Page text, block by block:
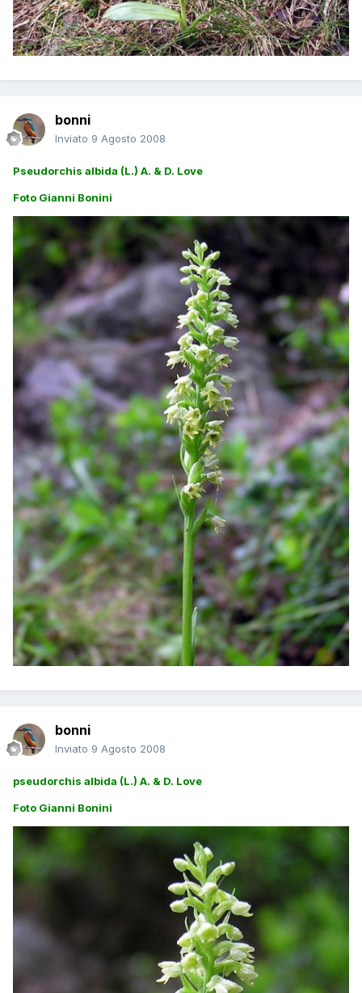
bonni
Inviato 9 Agosto 2008
Pseudorchis albida (L.) A. & D. Love
Foto Gianni Bonini
bonni
Inviato 9 Agosto 2008
pseudorchis albida (L.) A. & D. Love
Foto Gianni Bonini